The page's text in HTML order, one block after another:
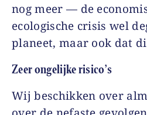
nog meer — de
ecologische crisis wel
planeet, maar ook dat
Zeer ongelijke risico’s
Wij beschikken over